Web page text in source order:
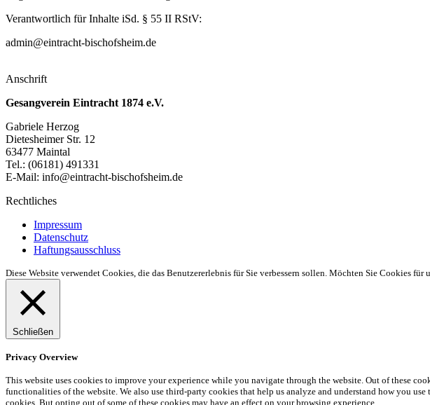
Verantwortlich für Inhalte iSd. § 55 II RStV:
admin@eintracht-bischofsheim.de
Anschrift
Gesangverein Eintracht 1874 e.V.
Gabriele Herzog
Dietesheimer Str. 12
63477 Maintal
Tel.: (06181) 491331
E-Mail: info@eintracht-bischofsheim.de
Rechtliches
Impressum
Datenschutz
Haftungsausschluss
Diese Website verwendet Cookies, die das Benutzererlebnis für Sie verbessern sollen. Möchten Sie Cookies für
Schließen
Privacy Overview
This website uses cookies to improve your experience while you navigate through the website. Out of these
functionalities of the website. We also use third-party cookies that help us analyze and understand how you
cookies. But opting out of some of these cookies may have an effect on your browsing experience.